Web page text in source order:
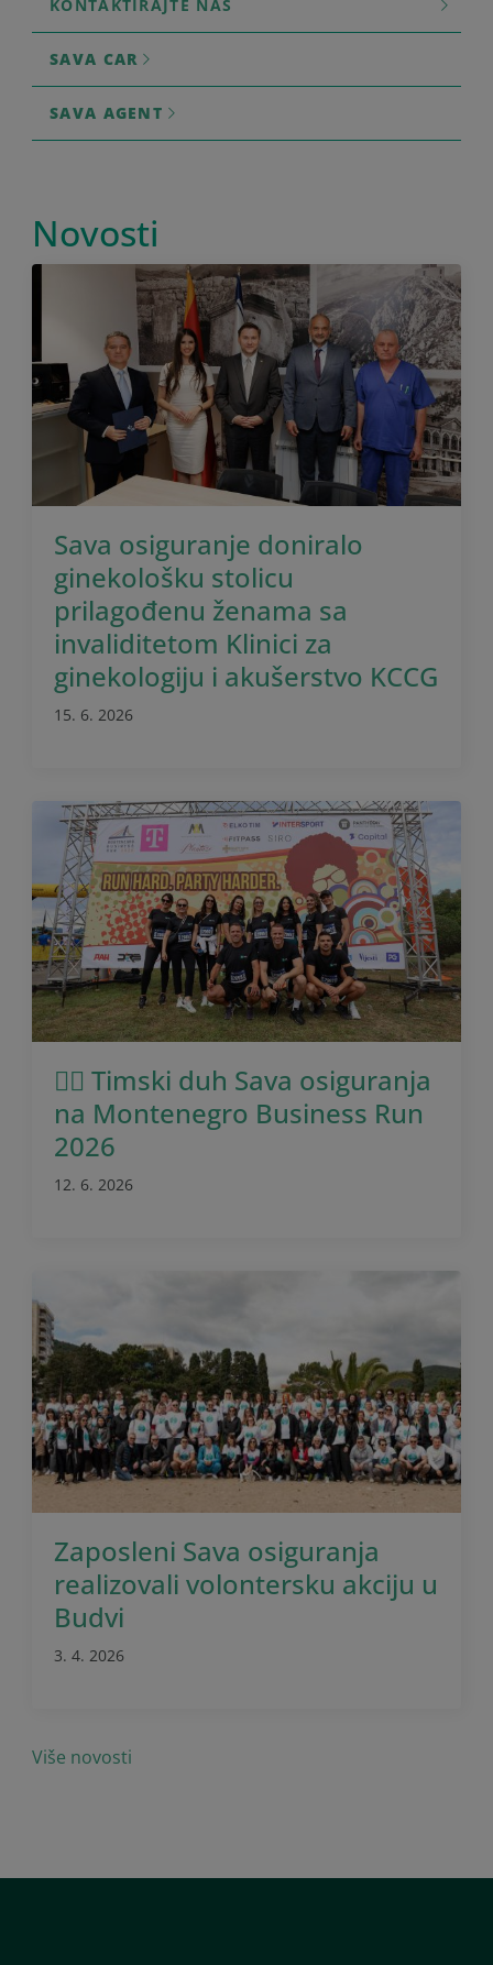
KONTAKTIRAJTE NAS
SAVA CAR
SAVA AGENT
Novosti
Sava osiguranje doniralo
ginekološku stolicu
prilagođenu ženama sa
invaliditetom Klinici za
ginekologiju i akušerstvo KCCG
15. 6. 2026
🏃‍♂️ Timski duh Sava osiguranja
na Montenegro Business Run
2026
12. 6. 2026
Zaposleni Sava osiguranja
realizovali volontersku akciju u
Budvi
3. 4. 2026
Više novosti